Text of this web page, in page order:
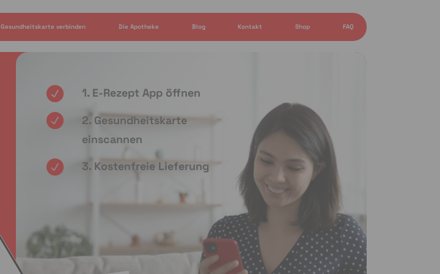
Gesundheitskarte verbinden Die Apotheke Blog Kontakt Shop FAQ
1. E-Rezept App öffnen
2. Gesundheitskarte
einscannen
3. Kostenfreie Lieferung